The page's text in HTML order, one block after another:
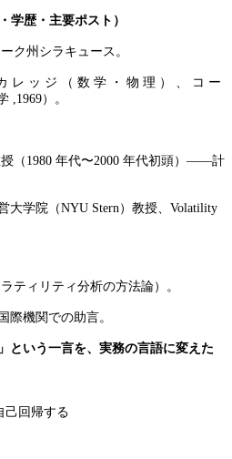
学歴・主要ポスト）
ク州シラキュース。
レ ッ ジ （ 数 学 ・ 物 理 ） 、 コ ー
,1969）。
（1980 年代〜2000 年代初頭）——計
大学院（NYU Stern）教授、Volatility
ティリティ分析の方法論）。
際機関での助言。
という一言を、実務の言語に変えた
己回帰する